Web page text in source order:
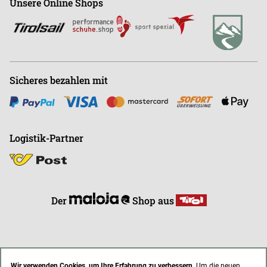
Büro+43 (0)676-9408501
Unsere Online Shops
Sicheres bezahlen mit
Logistik-Partner
Der Shop aus